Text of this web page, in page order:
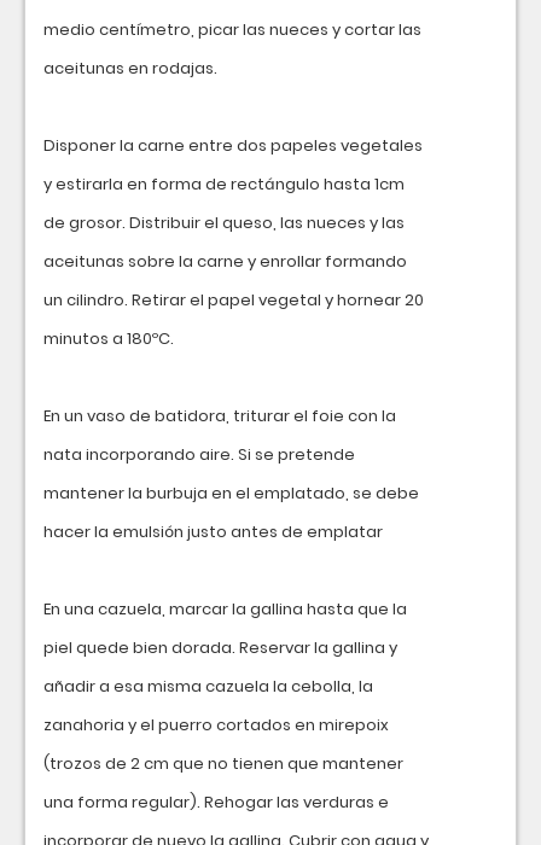
medio centímetro, picar las nueces y cortar las
aceitunas en rodajas.
Disponer la carne entre dos papeles vegetales
y estirarla en forma de rectángulo hasta 1cm
de grosor. Distribuir el queso, las nueces y las
aceitunas sobre la carne y enrollar formando
un cilindro. Retirar el papel vegetal y hornear 20
minutos a 180ºC.
En un vaso de batidora, triturar el foie con la
nata incorporando aire. Si se pretende
mantener la burbuja en el emplatado, se debe
hacer la emulsión justo antes de emplatar
En una cazuela, marcar la gallina hasta que la
piel quede bien dorada. Reservar la gallina y
añadir a esa misma cazuela la cebolla, la
zanahoria y el puerro cortados en mirepoix
(trozos de 2 cm que no tienen que mantener
una forma regular). Rehogar las verduras e